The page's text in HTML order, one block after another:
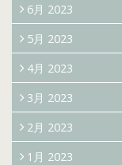
6月 2023
5月 2023
4月 2023
3月 2023
2月 2023
1月 2023